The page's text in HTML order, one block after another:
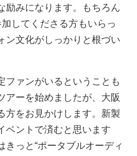
励みになります。もちろん
してくださる方もいらっ
ン文化がしっかりと根づい
ァンがいるということも
アーを始めましたが、大阪
方をお見かけします。新製
ベントで済むと思います
っと“ポータブルオーディ